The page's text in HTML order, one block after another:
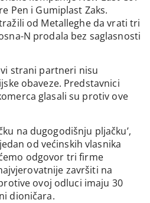
Pen i Gumiplast Zaks.
od Metalleghe da vrati tri
N prodala bez saglasnosti
strani partneri nisu
obaveze. Predstavnici
glasali su protiv ove
na dugogodišnju pljačku’,
od većinskih vlasnika
odgovor tri firme
završiti na
ovoj odluci imaju 30
dioničara.